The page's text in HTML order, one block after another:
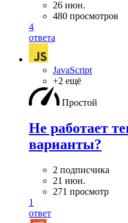
26 июн.
480 просмотров
4
ответа
JavaScript
+2 ещё
Простой
Не работает
варианты?
2 подписчика
21 июн.
271 просмотр
1
ответ